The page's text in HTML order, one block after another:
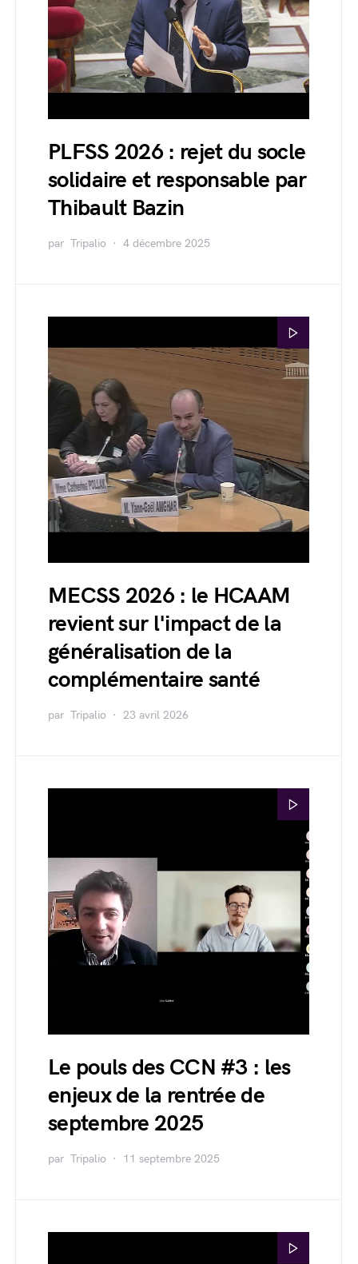
PLFSS 2026 : rejet du socle
solidaire et responsable par
Thibault Bazin
par Tripalio 4 décembre 2025
MECSS 2026 : le HCAAM
revient sur l'impact de la
généralisation de la
complémentaire santé
par Tripalio 23 avril 2026
Le pouls des CCN #3 : les
enjeux de la rentrée de
septembre 2025
par Tripalio 11 septembre 2025